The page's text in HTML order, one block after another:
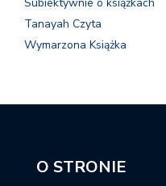
Subiektywnie o książkach
Tanayah Czyta
Wymarzona Książka
O STRONIE